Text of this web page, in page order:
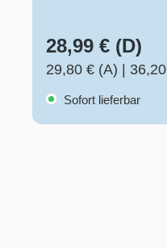
28,99 € (D)
29,80 € (A)
Sofort lieferbar